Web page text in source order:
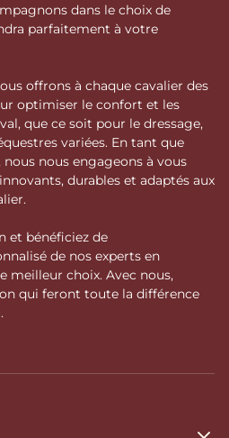
dans le choix de
parfaitement à votre
offrons à chaque cavalier des
optimiser le confort et les
que ce soit pour le dressage,
variées. En tant que
nous engageons à vous
durables et adaptés aux
et bénéficiez de
de nos experts en
meilleur choix. Avec nous,
qui feront toute la différence